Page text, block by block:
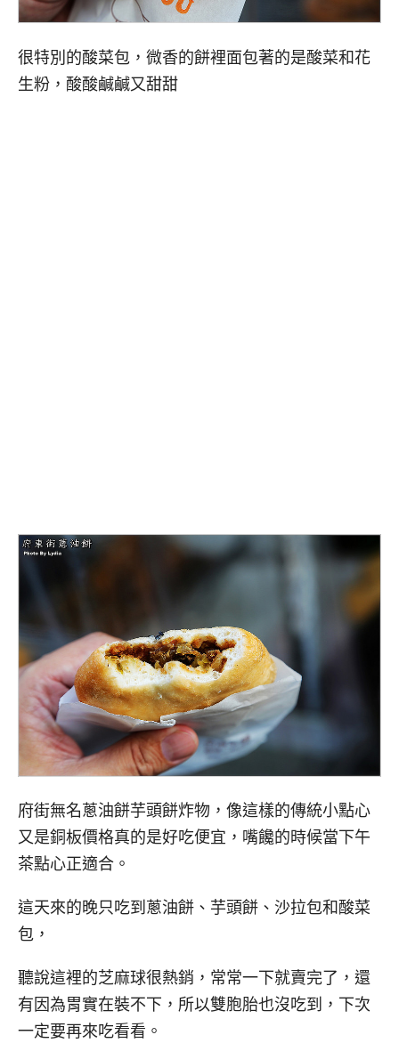
很特別的酸菜包，微香的餅裡面包著的是酸菜和花
生粉，酸酸鹹鹹又甜甜
府街無名蔥油餅芋頭餅炸物，像這樣的傳統小點心
又是銅板價格真的是好吃便宜，嘴饞的時候當下午
茶點心正適合。
這天來的晚只吃到蔥油餅、芋頭餅、沙拉包和酸菜
包，
聽說這裡的芝麻球很熱銷，常常一下就賣完了，還
有因為胃實在裝不下，所以雙胞胎也沒吃到，下次
一定要再來吃看看。